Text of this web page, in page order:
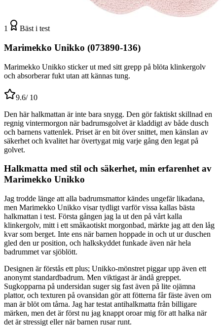
1 Bäst i test
Marimekko Unikko (073890-136)
Marimekko Unikko sticker ut med sitt grepp på blöta klinkergolv
och absorberar fukt utan att kännas tung.
9.6/ 10
Den här halkmattan är inte bara snygg. Den gör faktiskt skillnad en
regnig vintermorgon när badrumsgolvet är kladdigt av både dusch
och barnens vattenlek. Priset är en bit över snittet, men känslan av
säkerhet och kvalitet har övertygat mig varje gång den legat på
golvet.
Halkmatta med stil och säkerhet, min erfarenhet av
Marimekko Unikko
Jag trodde länge att alla badrumsmattor kändes ungefär likadana,
men Marimekko Unikko visar tydligt varför vissa kallas bästa
halkmattan i test. Första gången jag la ut den på vårt kalla
klinkergolv, mitt i ett småkaotiskt morgonbad, märkte jag att den låg
kvar som berget. Inte ens när barnen hoppade in och ut ur duschen
gled den ur position, och halkskyddet funkade även när hela
badrummet var sjöblött.
Designen är förstås ett plus; Unikko-mönstret piggar upp även ett
anonymt standardbadrum. Men viktigast är ändå greppet.
Sugkopparna på undersidan suger sig fast även på lite ojämna
plattor, och texturen på ovansidan gör att fötterna får fäste även om
man är blöt om tårna. Jag har testat antihalkmatta från billigare
märken, men det är först nu jag knappt oroar mig för att halka när
det är stressigt eller när barnen rusar runt.